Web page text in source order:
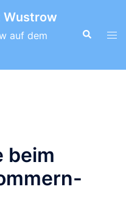
Wustrow
auf dem
Suche
beim